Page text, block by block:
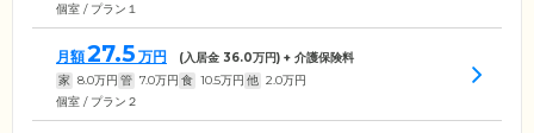
個室 / プラン１
月額27.5 万円 (入居金 36.0万円) + 介護保険料
家 8.0万円 管 7.0万円 食 10.5万円 他 2.0万円
個室 / プラン２